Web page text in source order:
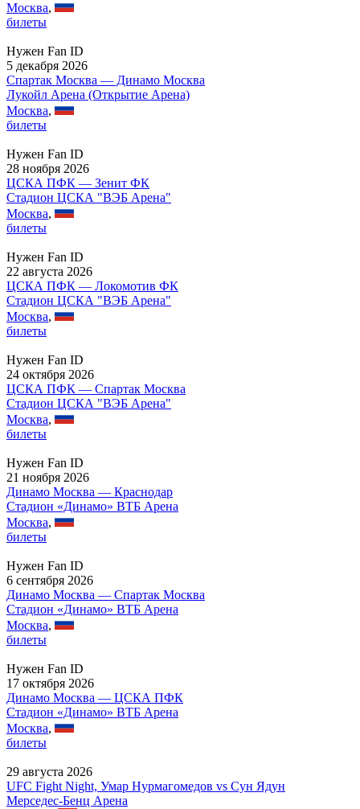
Москва,
билеты
Нужен Fan ID
5 декабря 2026
Спартак Москва — Динамо Москва
Лукойл Арена (Открытие Арена)
Москва,
билеты
Нужен Fan ID
28 ноября 2026
ЦСКА ПФК — Зенит ФК
Стадион ЦСКА "ВЭБ Арена"
Москва,
билеты
Нужен Fan ID
22 августа 2026
ЦСКА ПФК — Локомотив ФК
Стадион ЦСКА "ВЭБ Арена"
Москва,
билеты
Нужен Fan ID
24 октября 2026
ЦСКА ПФК — Спартак Москва
Стадион ЦСКА "ВЭБ Арена"
Москва,
билеты
Нужен Fan ID
21 ноября 2026
Динамо Москва — Краснодар
Стадион «Динамо» ВТБ Арена
Москва,
билеты
Нужен Fan ID
6 сентября 2026
Динамо Москва — Спартак Москва
Стадион «Динамо» ВТБ Арена
Москва,
билеты
Нужен Fan ID
17 октября 2026
Динамо Москва — ЦСКА ПФК
Стадион «Динамо» ВТБ Арена
Москва,
билеты
29 августа 2026
UFC Fight Night, Умар Нурмагомедов vs Сун Ядун
Мерседес-Бенц Арена